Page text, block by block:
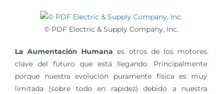
© PDF Electric & Supply Company, Inc.
La Aumentación Humana es otros de los motores
clave del futuro que está llegando. Principalmente
porque nuestra evolución puramente física es muy
limitada (sobre todo en rapidez) debido a nuestra